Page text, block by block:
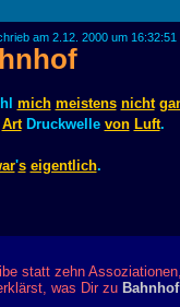
am 2.12. 2000 um 16:32:51
mich meistens nicht
ArtDruckwelle von Luft.
's eigentlich.
statt zehn
was Dir zu Bahnhof